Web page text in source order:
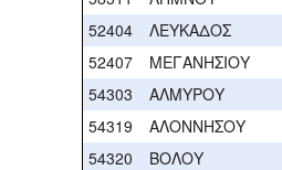
52404
ΛΕΥΚΑΔΟΣ
52407
ΜΕΓΑΝΗΣΙΟΥ
54303
ΑΛΜΥΡΟΥ
54319
ΑΛΟΝΝΗΣΟΥ
54320
ΒΟΛΟΥ